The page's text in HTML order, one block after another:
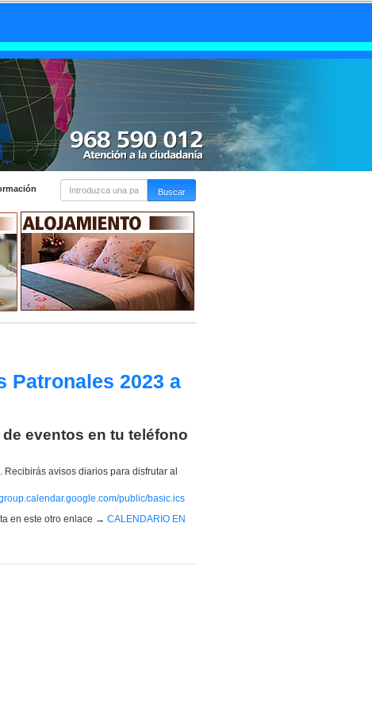
Patronales 2023 a
eventos en tu teléfono
avisos diarios para disfrutar al
public/basic.ics
en este otro enlace → CALENDARIO EN